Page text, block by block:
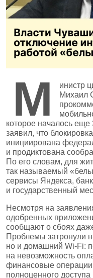
М
инистр
Михаил
которое началось
заявил, что
инициирована
и продиктована
По его словам, для
так называемый
сервисы Яндекса,
и государственный
Несмотря на
одобренных
сообщают о сбоях
Проблемы затронули
но и домашний Wi‑Fi:
на невозможность
финансовые
полноценного